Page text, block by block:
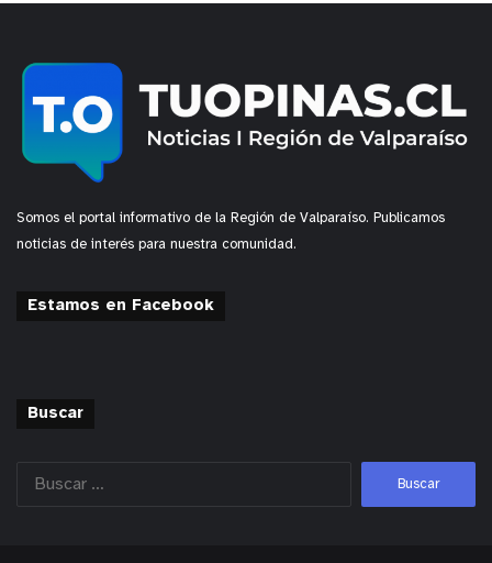
Somos el portal informativo de la Región de Valparaíso. Publicamos
noticias de interés para nuestra comunidad.
Estamos en Facebook
Buscar